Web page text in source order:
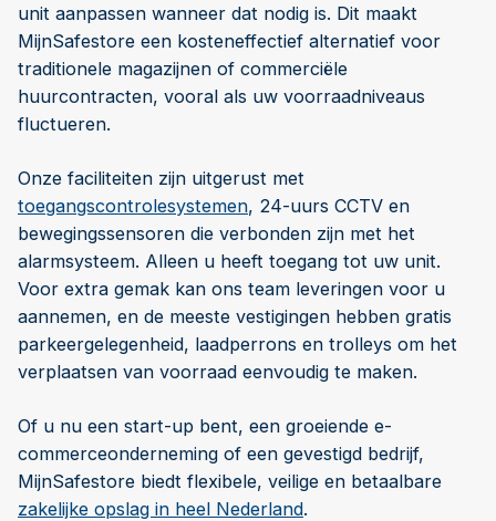
unit aanpassen wanneer dat nodig is. Dit maakt
MijnSafestore een kosteneffectief alternatief voor
traditionele magazijnen of commerciële
huurcontracten, vooral als uw voorraadniveaus
fluctueren.
Onze faciliteiten zijn uitgerust met
toegangscontrolesystemen, 24-uurs CCTV en
bewegingssensoren die verbonden zijn met het
alarmsysteem. Alleen u heeft toegang tot uw unit.
Voor extra gemak kan ons team leveringen voor u
aannemen, en de meeste vestigingen hebben gratis
parkeergelegenheid, laadperrons en trolleys om het
verplaatsen van voorraad eenvoudig te maken.
Of u nu een start-up bent, een groeiende e-
commerceonderneming of een gevestigd bedrijf,
MijnSafestore biedt flexibele, veilige en betaalbare
zakelijke opslag in heel Nederland.